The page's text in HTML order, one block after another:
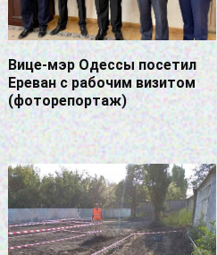
Вице-мэр Одессы посетил
Ереван с рабочим визитом
(фоторепортаж)